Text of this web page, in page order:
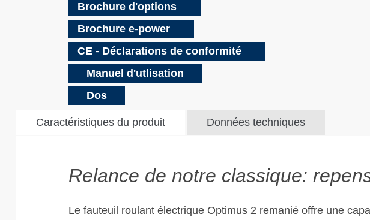
Brochure d'options
Brochure e-power
CE - Déclarations de conformité
Manuel d'utlisation
Dos
Caractéristiques du produit Données techniques
Relance de notre classique:
Le fauteuil roulant électrique Optimus 2 remanié offre une